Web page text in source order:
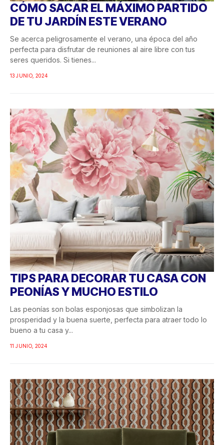
CÓMO SACAR EL MÁXIMO PARTIDO
DE TU JARDÍN ESTE VERANO
Se acerca peligrosamente el verano, una época del año
perfecta para disfrutar de reuniones al aire libre con tus
seres queridos. Si tienes...
13 JUNIO, 2024
TIPS PARA DECORAR TU CASA CON
PEONÍAS Y MUCHO ESTILO
Las peonías son bolas esponjosas que simbolizan la
prosperidad y la buena suerte, perfecta para atraer todo lo
bueno a tu casa y...
11 JUNIO, 2024